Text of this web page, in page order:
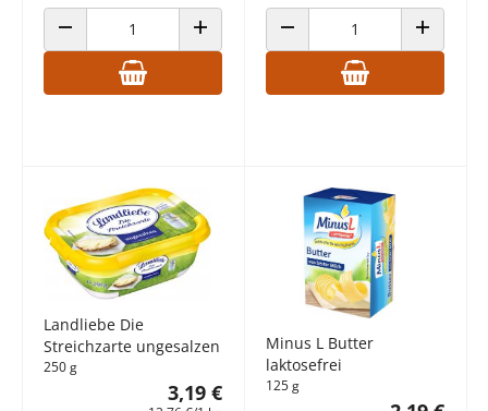
ANZAHL VERRINGERN ANZAHL ERHÖHENANZAHL VERRINGERN ANZAHL
Landliebe Die
Streichzarte ungesalzen
250 g
3,19 €
Minus L Butter
laktosefrei
125 g